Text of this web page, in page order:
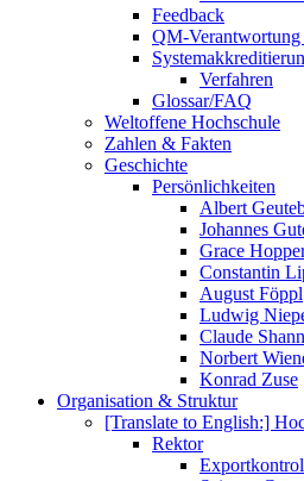
Feedback
QM-Verantwortung
Verfahren
Glossar/FAQ
Weltoffene Hochschule
Zahlen & Fakten
Geschichte
Persönlichkeiten
Albert
Johannes
Grace
Constantin
August Föppl
Ludwig
Claude
Norbert
Konrad Zuse
Organisation & Struktur
[Translate to English:]
Rektor